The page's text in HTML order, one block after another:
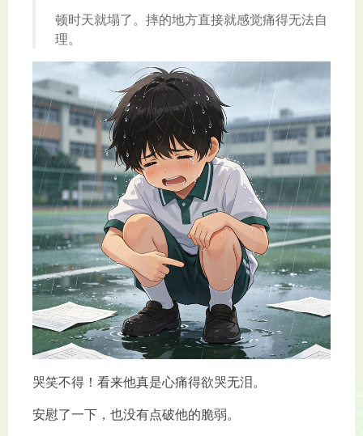
顿时天就塌了。摔的地方直接就感觉痛得无法自
理。
哭笑不得！看来他真是心痛得欲哭无泪。
安慰了一下，也没有点破他的脆弱。